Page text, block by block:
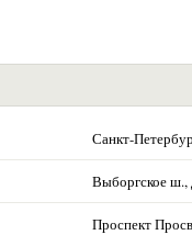
Санкт-
Выборгское ш.,
Проспект